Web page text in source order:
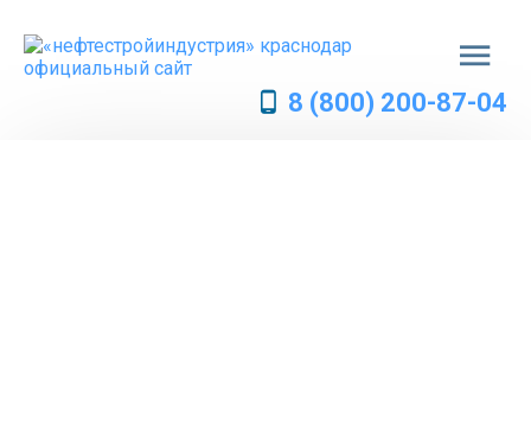
8 (800) 200-87-04